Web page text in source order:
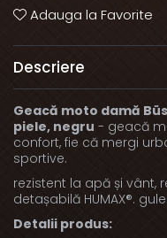
Adauga la Favorite
Descriere
Geacă moto damă
piele, negru - geacă
confort, fie că mergi
sportive.
rezistent la apă și vânt,
detașabilă HUMAX®.
Detalii produs: